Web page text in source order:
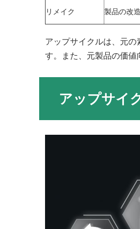
リメイク
製品の改造
アップサイクルは、元
す。また、元製品の価値
アップサイ